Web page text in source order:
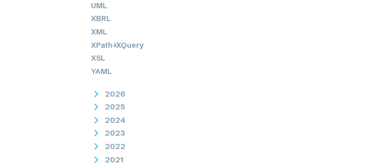
UML
XBRL
XML
XPath+XQuery
XSL
YAML
2026
2025
2024
2023
2022
2021